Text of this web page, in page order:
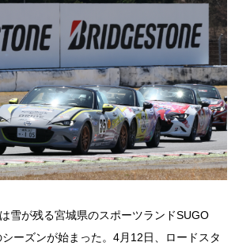
雪が残る宮城県のスポーツランドSUGO
ーズンが始まった。4月12日、ロードスタ